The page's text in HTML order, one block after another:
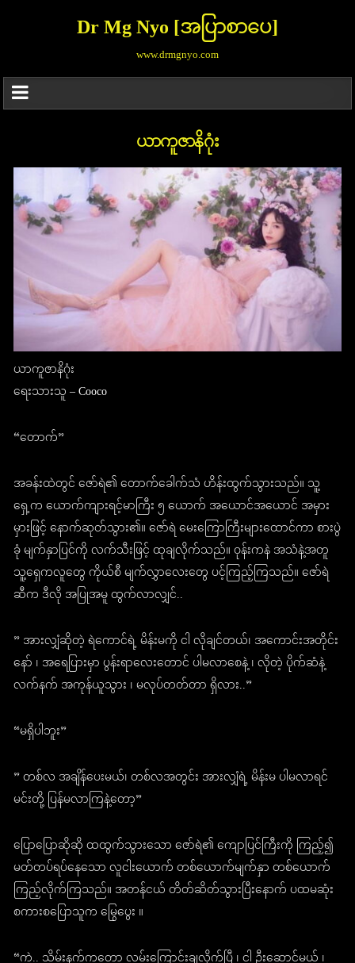
Dr Mg Nyo [အပြာစာပေ]
www.drmgnyo.com
ယာကူဇာနိဂုံး
ယာကူဇာနိဂုံး
ရေးသားသူ – Cooco
“တောက်”
အခန်းထဲတွင် ဇော်ရဲ၏ တောက်ခေါက်သံ ဟိန်းထွက်သွားသည်။ သူ့
ရှေ့က ယောက်ကျားရင့်မာကြီး ၅ ယောက် အယောင်အယောင် အမှား
မှားဖြင့် နောက်ဆုတ်သွား၏။ ဇော်ရဲ မေးကြောကြီးများထောင်ကာ စားပွဲ
ခုံ မျက်နှာပြင်ကို လက်သီးဖြင့် ထုချလိုက်သည်။ ဝုန်းကနဲ အသံနဲ့အတူ
သူ့ရှေကလူတွေ ကိုယ်စီ မျက်လွှာလေးတွေ ပင့်ကြည့်ကြသည်။ ဇော်ရဲ
ဆီက ဒီလို အပြုအမူ ထွက်လာလျှင်..
” အားလျှံဆိုတဲ့ ရဲကောင်ရဲ့ မိန်းမကို ငါ လိုချင်တယ်၊ အကောင်းအတိုင်း
နော် ၊ အရေပြားမှာ ပွန်းရာလေးတောင် ပါမလာစေနဲ့ ၊ လိုတဲ့ ပိုက်ဆံနဲ့
လက်နက် အကုန်ယူသွား ၊ မလုပ်တတ်တာ ရှိလား..”
“မရှိပါဘူး”
” တစ်လ အချိန်ပေးမယ်၊ တစ်လအတွင်း အားလျှံရဲ့ မိန်းမ ပါမလာရင်
မင်းတို့ ပြန်မလာကြနဲ့တော့”
ပြောပြောဆိုဆို ထထွက်သွားသော ဇော်ရဲ၏ ကျောပြင်ကြီးကို ကြည့်၍
မတ်တပ်ရပ်နေသော လူငါးယောက် တစ်ယောက်မျက်နှာ တစ်ယောက်
ကြည့်လိုက်ကြသည်။ အတန်ငယ် တိတ်ဆိတ်သွားပြီးနောက် ပထမဆုံး
စကားစပြောသူက မြွေပွေး ။